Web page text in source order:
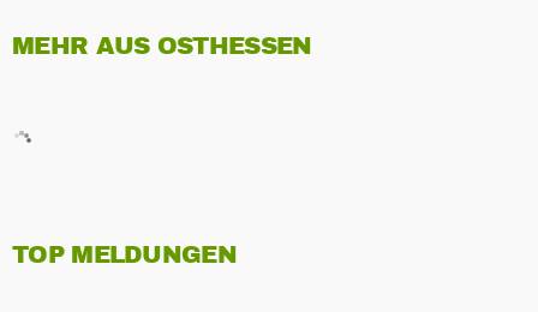
MEHR AUS OSTHESSEN
TOP MELDUNGEN